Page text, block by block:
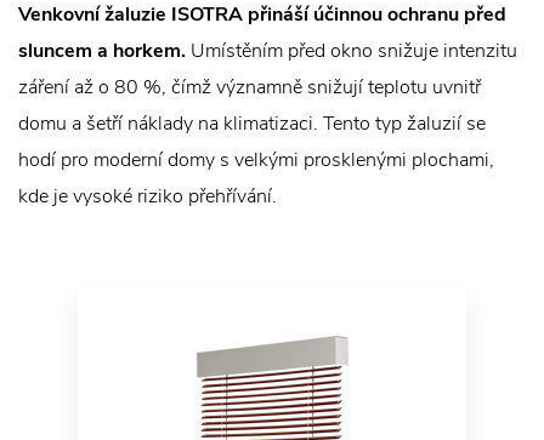
Venkovní žaluzie ISOTRA přináší účinnou ochranu před
sluncem a horkem. Umístěním před okno snižuje intenzitu
záření až o 80 %, čímž významně snižují teplotu uvnitř
domu a šetří náklady na klimatizaci. Tento typ žaluzií se
hodí pro moderní domy s velkými prosklenými plochami,
kde je vysoké riziko přehřívání.